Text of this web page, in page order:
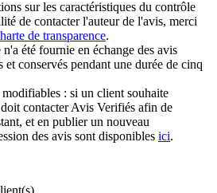
sur les caractéristiques du contrôle
de contacter l'auteur de l'avis, merci
de transparence.
été fournie en échange des avis
et conservés pendant une durée de cinq
: si un client souhaite
contacter Avis Verifiés afin de
et en publier un nouveau
des avis sont disponibles ici.